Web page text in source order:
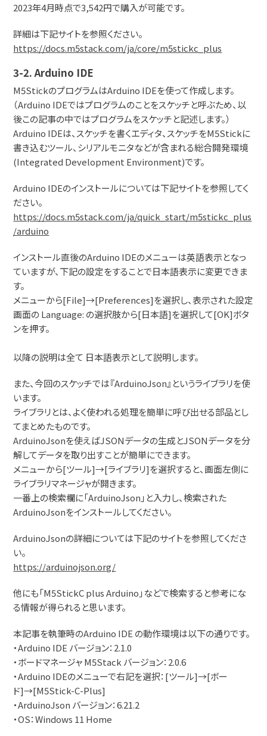
2023年4月時点で3,542円で購入が可能です。
詳細は下記サイトを参照ください。
https://docs.m5stack.com/ja/core/m5stickc_plus
3-2. Arduino IDE
M5StickのプログラムはArduino IDEを使って作成します。
（Arduino IDEではプログラムのことをスケッチと呼ぶため、以
後この記事の中ではプログラムをスケッチと記述します。）
Arduino IDEは、スケッチを書くエディタ、スケッチをM5Stickに
書き込むツール、シリアルモニタなどが含まれる総合開発環境
(Integrated Development Environment)です。
Arduino IDEのインストールについては下記サイトを参照してく
ださい。
https://docs.m5stack.com/ja/quick_start/m5stickc_plus
/arduino
インストール直後のArduino IDEのメニューは英語表示となっ
ていますが、下記の設定をすることで日本語表示に変更できま
す。
メニューから[File]→[Preferences]を選択し、表示された設定
画面の Language: の選択肢から[日本語]を選択して[OK]ボタ
ンを押す。
以降の説明は全て 日本語表示として説明します。
また、今回のスケッチでは『ArduinoJson』というライブラリを使
います。
ライブラリとは、よく使われる処理を簡単に呼び出せる部品とし
てまとめたものです。
ArduinoJsonを使えばJSONデータの生成とJSONデータを分
解してデータを取り出すことが簡単にできます。
メニューから[ツール]→[ライブラリ]を選択すると、画面左側に
ライブラリマネージャが開きます。
一番上の検索欄に「ArduinoJson」と入力し、検索された
ArduinoJsonをインストールしてください。
ArduinoJsonの詳細については下記のサイトを参照してくださ
い。
https://arduinojson.org/
他にも「M5StickC plus Arduino」などで検索すると参考にな
る情報が得られると思います。
本記事を執筆時のArduino IDE の動作環境は以下の通りです。
・Arduino IDE バージョン：2.1.0
・ボードマネージャ M5Stack バージョン：2.0.6
・Arduino IDEのメニューで右記を選択：[ツール]→[ボー
ド]→[M5Stick-C-Plus]
・ArduinoJson バージョン：6.21.2
・OS：Windows 11 Home